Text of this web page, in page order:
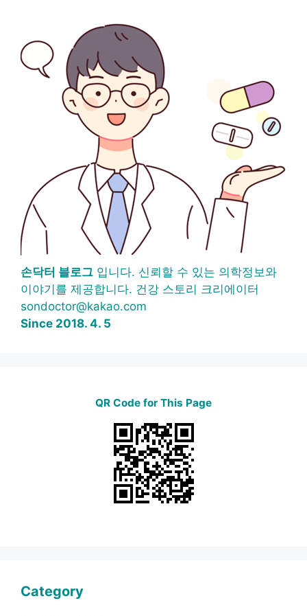
손닥터 블로그 입니다. 신뢰할 수 있는 의학정보와
이야기를 제공합니다. 건강 스토리 크리에이터
sondoctor@kakao.com
Since 2018. 4. 5
QR Code for This Page
Category